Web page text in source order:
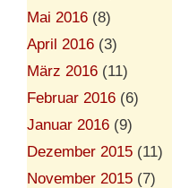
Mai 2016 (8)
April 2016 (3)
März 2016 (11)
Februar 2016 (6)
Januar 2016 (9)
Dezember 2015 (11)
November 2015 (7)